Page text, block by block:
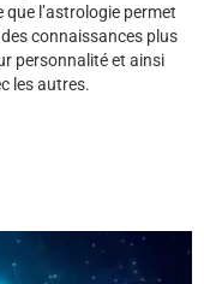
l’astrologie permet
connaissances plus
personnalité et ainsi
les autres.